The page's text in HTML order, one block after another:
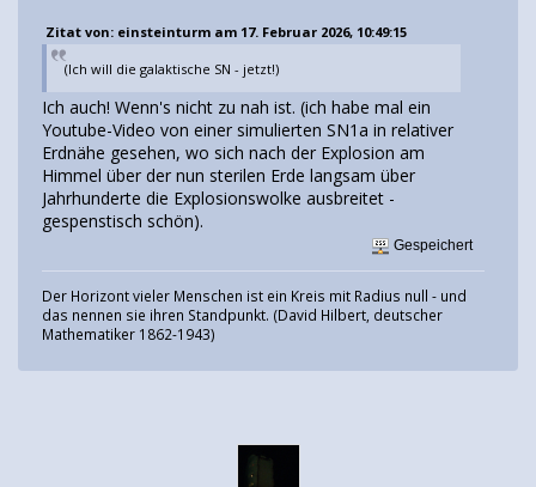
Zitat von: einsteinturm am 17. Februar 2026, 10:49:15
(Ich will die galaktische SN - jetzt!)
Ich auch! Wenn's nicht zu nah ist. (ich habe mal ein
Youtube-Video von einer simulierten SN1a in relativer
Erdnähe gesehen, wo sich nach der Explosion am
Himmel über der nun sterilen Erde langsam über
Jahrhunderte die Explosionswolke ausbreitet -
gespenstisch schön).
Gespeichert
Der Horizont vieler Menschen ist ein Kreis mit Radius null - und
das nennen sie ihren Standpunkt. (David Hilbert, deutscher
Mathematiker 1862-1943)